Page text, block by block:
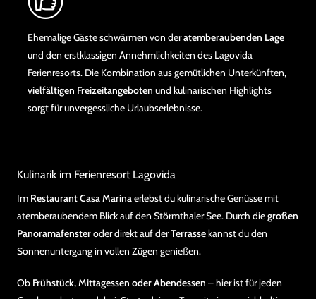
Ehemalige Gäste schwärmen von deratemberaubenden Lage
und den erstklassigen Annehmlichkeiten des Lagovida
Ferienresorts. Die Kombination aus gemütlichen Unterkünften,
vielfältigen Freizeitangeboten und kulinarischen Highlights
sorgt für unvergessliche Urlaubserlebnisse.
Kulinarik im Ferienresort Lagovida
Im Restaurant Casa Marinaerlebst du kulinarische Genüsse mit
atemberaubendem Blick auf den Störmthaler See. Durch diegroßen
Panoramafensteroder direkt auf derTerrassekannst du den
Sonnenuntergang in vollen Zügen genießen.
Ob Frühstück, Mittagessen oder Abendessen – hier ist für jeden